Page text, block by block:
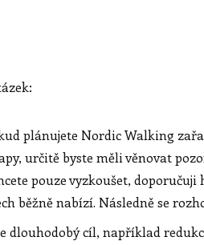
plánujete Nordic Walking
určitě byste měli věnovat
pouze vyzkoušet, doporučuji
běžně nabízí. Následně se
dlouhodobý cíl, například